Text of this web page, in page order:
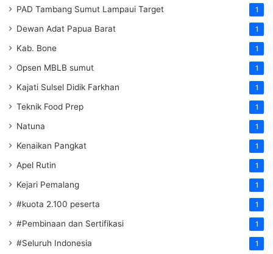
PAD Tambang Sumut Lampaui Target 1
Dewan Adat Papua Barat 1
Kab. Bone 1
Opsen MBLB sumut 1
Kajati Sulsel Didik Farkhan 1
Teknik Food Prep 1
Natuna 1
Kenaikan Pangkat 1
Apel Rutin 1
Kejari Pemalang 1
#kuota 2.100 peserta 1
#Pembinaan dan Sertifikasi 1
#Seluruh Indonesia 1